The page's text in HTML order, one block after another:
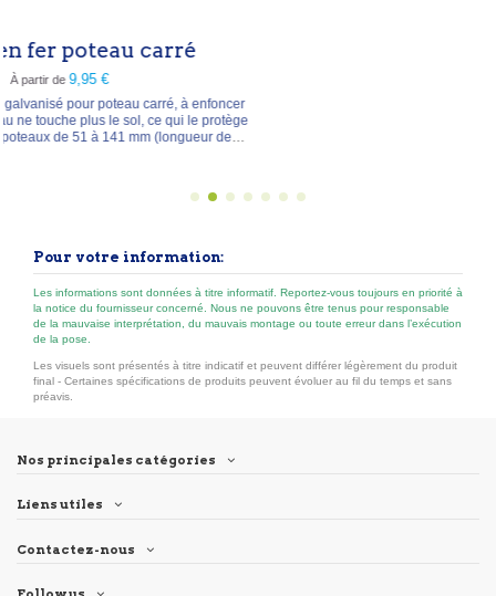
Pour votre information:
Les informations sont données à titre informatif. Reportez-vous toujours en priorité à
la notice du fournisseur concerné. Nous ne pouvons être tenus pour responsable
de la mauvaise interprétation, du mauvais montage ou toute erreur dans l’exécution
de la pose.
Les visuels sont présentés à titre indicatif et peuvent différer légèrement du produit
final - Certaines spécifications de produits peuvent évoluer au fil du temps et sans
préavis.
Nos principales catégories
Liens utiles
Contactez-nous